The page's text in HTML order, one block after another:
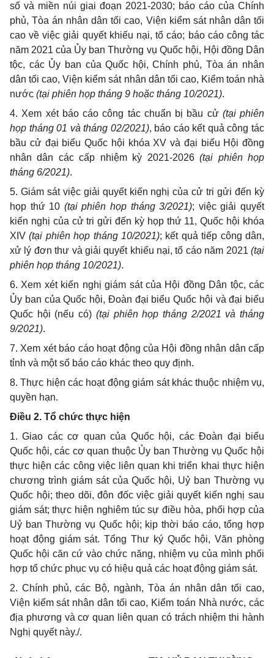
số và miền núi giai đoạn 2021-2030; báo cáo của Chính
phủ, Tòa án nhân dân tối cao, Viện kiểm sát nhân dân tối
cao về việc giải quyết khiếu nại, tố cáo; báo cáo công tác
năm 2021 của Ủy banThường vụ Quốc hội, Hội đồng Dân
tộc, các Ủy ban của Quốc hội, Chính phủ, Tòa án nhân
dân tối cao, Viện kiểm sát nhân dân tối cao, Kiểm toán nhà
nước (tại phiên họp tháng 9 hoặc tháng 10/2021).
4. Xem xét báo cáo công tác chuẩn bị bầu cử (tại phiên
họp tháng 01 và tháng 02/2021), báo cáo kết quả công tác
bầu cử đại biểu Quốc hội khóa XV và đại biểu Hội đồng
nhân dân các cấp nhiệm kỳ 2021-2026(tại phiên họp
tháng 6/2021).
5. Giám sát việc giải quyết kiến nghị của cử trigửi đến kỳ
họp thứ 10 (tại phiên họp tháng 3/2021); việc giải quyết
kiến nghị của cử trigửi đến kỳ họp thứ 11, Quốc hội khóa
XIV(tại phiên họp tháng 10/2021); kết quả tiếp công dân,
xử lý đơn thư và giải quyết khiếu nại, tố cáo năm 2021 (tại
phiên họp tháng 10/2021).
6. Xem xét kiến nghị giám sát của Hội đồng Dân tộc, các
Ủy ban của Quốc hội, Đoàn đại biểu Quốc hội và đại biểu
Quốc hội (nếu có) (tại phiên họp tháng 2/2021 và tháng
9/2021).
7. Xem xét báo cáo hoạt động của Hội đồng nhân dân cấp
tỉnh và một số báo cáo khác theo quy định.
8. Thực hiện các hoạt động giám sát khác thuộc nhiệm vụ,
quyền hạn.
Điều 2. Tổ chức thực hiện
1. Giao các cơ quan của Quốc hội, các Đoàn đại biểu
Quốc hội, các cơ quan thuộc Ủy ban Thường vụ Quốc hội
thực hiện các công việc liên quan khi triển khai thực hiện
chương trình giám sát của Quốc hội, Uỷ ban Thường vụ
Quốc hội; theo dõi, đôn đốc việc giải quyết kiến nghị sau
giám sát; thực hiện nghiêm túc sự điều hòa, phối hợp của
Uỷ ban Thường vụ Quốc hội; kịp thời báo cáo, tổng hợp
hoạt động giám sát. Tổng Thư ký Quốc hội, Văn phòng
Quốc hội căn cứ vào chức năng, nhiệm vụ của mình phối
hợp tổ chức phục vụ có hiệu quả các hoạt động giám sát.
2. Chính phủ, các Bộ, ngành, Tòa án nhân dân tối cao,
Viện kiểm sát nhân dân tối cao, Kiểm toán Nhà nước, các
địa phương và cơ quan liên quan có trách nhiệm thi hành
Nghị quyết này./.